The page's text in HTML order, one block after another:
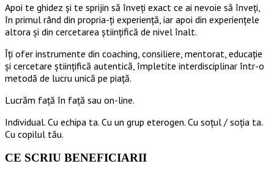
Apoi te ghidez și te sprijin să înveți exact ce ai nevoie să înveți,
în primul rând din propria-ți experiență, iar apoi din experiențele
altora și din cercetarea științifică de nivel înalt.
Îți ofer instrumente din coaching, consiliere, mentorat, educație
și cercetare științifică autentică, împletite interdisciplinar într-o
metodă de lucru unică pe piață.
Lucrăm față în față sau on-line.
Individual. Cu echipa ta. Cu un grup eterogen. Cu soțul / soția ta.
Cu copilul tău.
CE SCRIU BENEFICIARII